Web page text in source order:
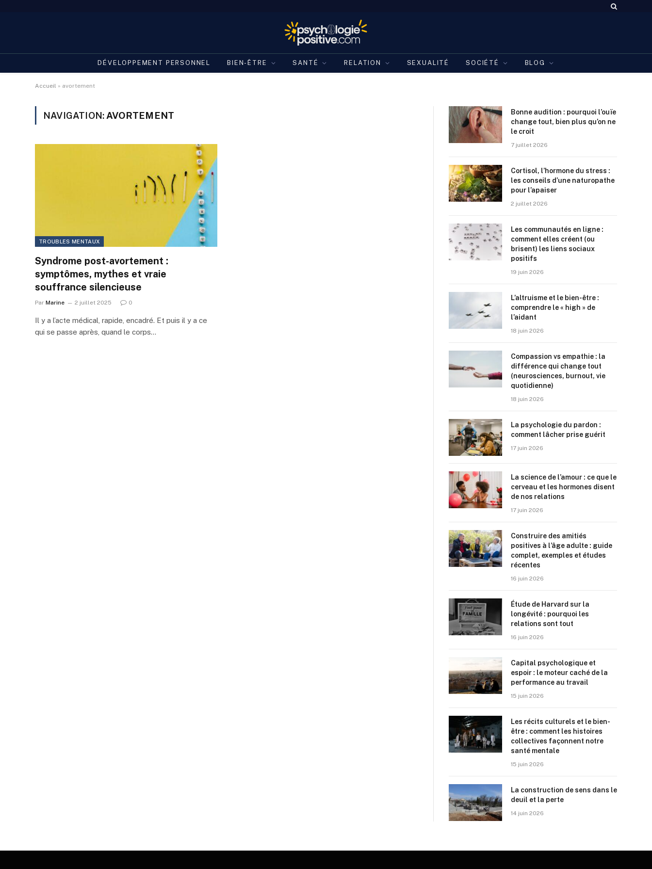
DÉVELOPPEMENT PERSONNEL BIEN-ÊTRE SANTÉ RELATION SEXUALITÉ SOCIÉTÉ BLOG
Accueil » avortement
NAVIGATION: AVORTEMENT
TROUBLES MENTAUX
Syndrome post-avortement :
symptômes, mythes et vraie
souffrance silencieuse
Par Marine 2 juillet 2025 0
Il y a l’acte médical, rapide, encadré. Et puis il y a ce
qui se passe après, quand le corps…
Bonne audition : pourquoi l’ouïe
change tout, bien plus qu’on ne
le croit
7 juillet 2026
Cortisol, l’hormone du stress :
les conseils d’une naturopathe
pour l’apaiser
2 juillet 2026
Les communautés en ligne :
comment elles créent (ou
brisent) les liens sociaux
positifs
19 juin 2026
L’altruisme et le bien-être :
comprendre le « high » de
l’aidant
18 juin 2026
Compassion vs empathie : la
différence qui change tout
(neurosciences, burnout, vie
quotidienne)
18 juin 2026
La psychologie du pardon :
comment lâcher prise guérit
17 juin 2026
La science de l’amour : ce que le
cerveau et les hormones disent
de nos relations
17 juin 2026
Construire des amitiés
positives à l’âge adulte : guide
complet, exemples et études
récentes
16 juin 2026
Étude de Harvard sur la
longévité : pourquoi les
relations sont tout
16 juin 2026
Capital psychologique et
espoir : le moteur caché de la
performance au travail
15 juin 2026
Les récits culturels et le bien-
être : comment les histoires
collectives façonnent notre
santé mentale
15 juin 2026
La construction de sens dans le
deuil et la perte
14 juin 2026